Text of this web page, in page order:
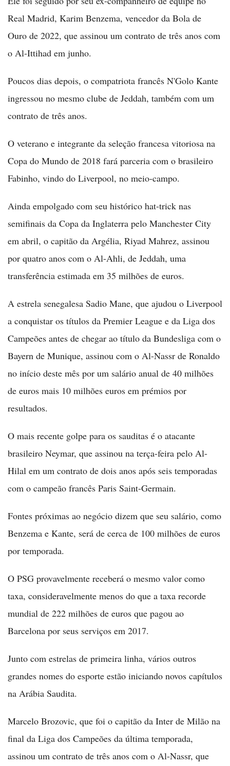
Real Madrid, Karim Benzema, vencedor da Bola de
Ouro de 2022, que assinou um contrato de três anos com
o Al-Ittihad em junho.
Poucos dias depois, o compatriota francês N'Golo Kante
ingressou no mesmo clube de Jeddah, também com um
contrato de três anos.
O veterano e integrante da seleção francesa vitoriosa na
Copa do Mundo de 2018 fará parceria com o brasileiro
Fabinho, vindo do Liverpool, no meio-campo.
Ainda empolgado com seu histórico hat-trick nas
semifinais da Copa da Inglaterra pelo Manchester City
em abril, o capitão da Argélia, Riyad Mahrez, assinou
por quatro anos com o Al-Ahli, de Jeddah, uma
transferência estimada em 35 milhões de euros.
A estrela senegalesa Sadio Mane, que ajudou o Liverpool
a conquistar os títulos da Premier League e da Liga dos
Campeões antes de chegar ao título da Bundesliga com o
Bayern de Munique, assinou com o Al-Nassr de Ronaldo
no início deste mês por um salário anual de 40 milhões
de euros mais 10 milhões euros em prémios por
resultados.
O mais recente golpe para os sauditas é o atacante
brasileiro Neymar, que assinou na terça-feira pelo Al-
Hilal em um contrato de dois anos após seis temporadas
com o campeão francês Paris Saint-Germain.
Fontes próximas ao negócio dizem que seu salário, como
Benzema e Kante, será de cerca de 100 milhões de euros
por temporada.
O PSG provavelmente receberá o mesmo valor como
taxa, consideravelmente menos do que a taxa recorde
mundial de 222 milhões de euros que pagou ao
Barcelona por seus serviços em 2017.
Junto com estrelas de primeira linha, vários outros
grandes nomes do esporte estão iniciando novos capítulos
na Arábia Saudita.
Marcelo Brozovic, que foi o capitão da Inter de Milão na
final da Liga dos Campeões da última temporada,
assinou um contrato de três anos com o Al-Nassr, que